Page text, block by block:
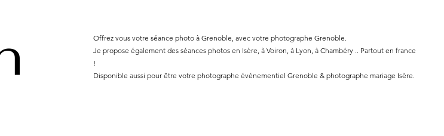
Offrez vous votre séance photo à Grenoble, avec votre photographe Grenoble.
Je propose également des séances photos en Isère, à Voiron, à Lyon, à Chambéry .. Partout en france
!
Disponible aussi pour être votre photographe événementiel Grenoble & photographe mariage Isère.